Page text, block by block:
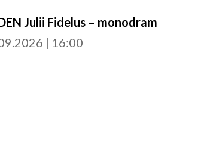
Julii Fidelus – monodram
| 16:00